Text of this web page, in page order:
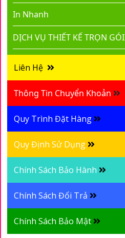
In Nhanh
DỊCH VỤ THIẾT KẾ TRỌN GÓI
Liên Hệ
Thông Tin Chuyển Khoản
Quy Trình Đặt Hàng
Quy Định Sử Dụng
Chính Sách Bảo Hành
Chính Sách Đổi Trả
Chính Sách Bảo Mật